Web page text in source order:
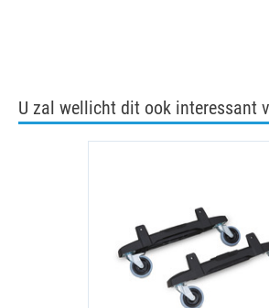
U zal wellicht dit ook interessant